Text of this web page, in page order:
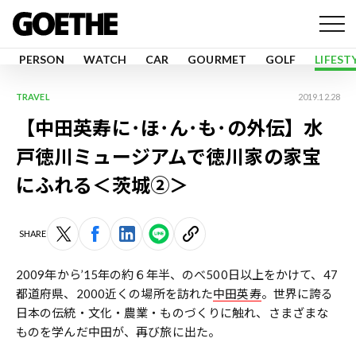
PERSON WATCH CAR GOURMET GOLF
TRAVEL 2019.12.28
【中田英寿に･ほ･ん･も･の外伝】水
戸徳川ミュージアムで徳川家の家宝
にふれる＜茨城②＞
SHARE
2009年から’15年の約６年半、のべ500日以上をかけて、47
都道府県、2000近くの場所を訪れた中田英寿。世界に誇る
日本の伝統・文化・農業・ものづくりに触れ、さまざまな
ものを学んだ中田が、再び旅に出た。